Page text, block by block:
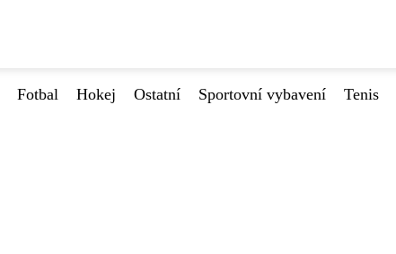
Fotbal Hokej Ostatní Sportovní vybavení Tenis